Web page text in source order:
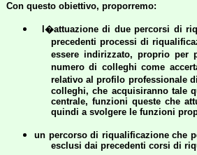
Con questo obiettivo, proporremo:
l�attuazione di due percorsi di
precedenti processi di
essere indirizzato, proprio per
numero di colleghi come
relativo al profilo professionale
colleghi, che acquisiranno tale
centrale, funzioni queste che
quindi a svolgere le funzioni
un percorso di riqualificazione che
esclusi dai precedenti corsi di